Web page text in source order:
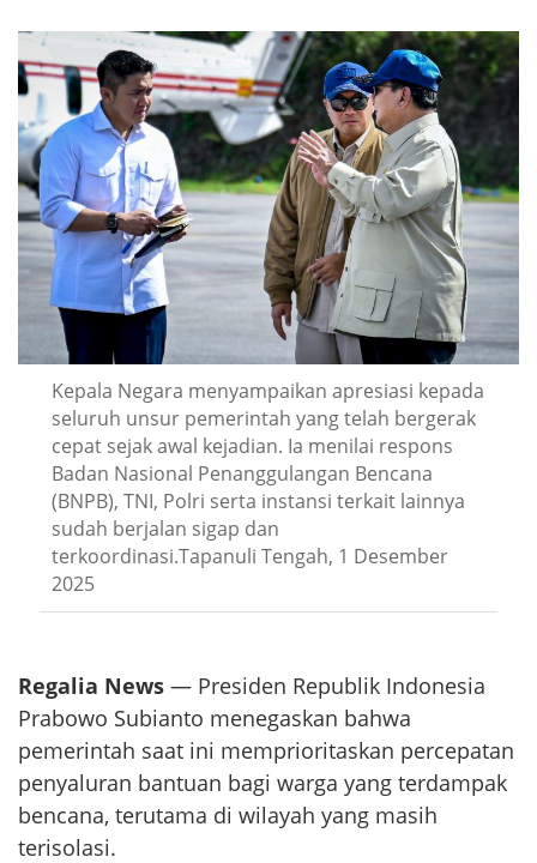
Kepala Negara menyampaikan apresiasi kepada
seluruh unsur pemerintah yang telah bergerak
cepat sejak awal kejadian. Ia menilai respons
Badan Nasional Penanggulangan Bencana
(BNPB), TNI, Polri serta instansi terkait lainnya
sudah berjalan sigap dan
terkoordinasi.Tapanuli Tengah, 1 Desember
2025
Regalia News — Presiden Republik Indonesia
Prabowo Subianto menegaskan bahwa
pemerintah saat ini memprioritaskan percepatan
penyaluran bantuan bagi warga yang terdampak
bencana, terutama di wilayah yang masih
terisolasi.